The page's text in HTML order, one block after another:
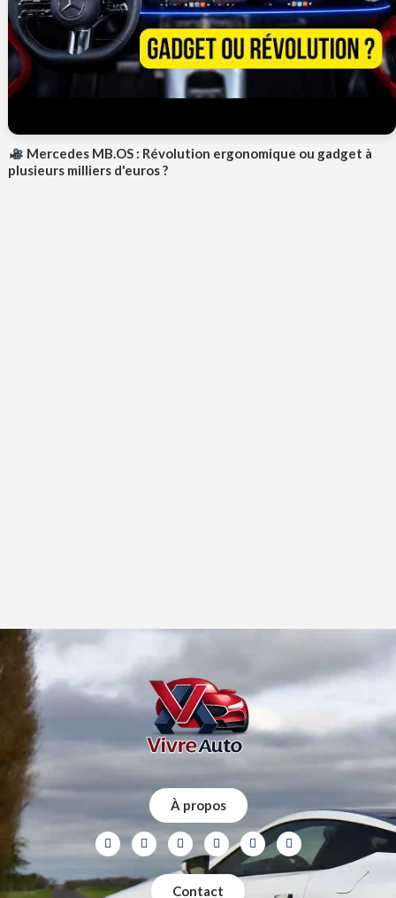
Mercedes MB.OS : Révolution ergonomique ou gadget à
plusieurs milliers d'euros ?
À propos
Contact